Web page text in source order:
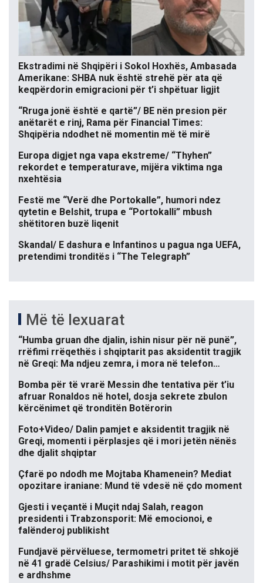
Ekstradimi në Shqipëri i Sokol Hoxhës, Ambasada
Amerikane: SHBA nuk është strehë për ata që
keqpërdorin emigracioni për t’i shpëtuar ligjit
“Rruga jonë është e qartë”/ BE nën presion për
anëtarët e rinj, Rama për Financial Times:
Shqipëria ndodhet në momentin më të mirë
Europa digjet nga vapa ekstreme/ “Thyhen”
rekordet e temperaturave, mijëra viktima nga
nxehtësia
Festë me “Verë dhe Portokalle”, humori ndez
qytetin e Belshit, trupa e “Portokalli” mbush
shëtitoren buzë liqenit
Skandal/ E dashura e Infantinos u pagua nga UEFA,
pretendimi tronditës i “The Telegraph”
Më të lexuarat
“Humba gruan dhe djalin, ishin nisur për në punë”,
rrëfimi rrëqethës i shqiptarit pas aksidentit tragjik
në Greqi: Ma ndjeu zemra, i mora në telefon…
Bomba për të vrarë Messin dhe tentativa për t’iu
afruar Ronaldos në hotel, dosja sekrete zbulon
kërcënimet që tronditën Botërorin
Foto+Video/ Dalin pamjet e aksidentit tragjik në
Greqi, momenti i përplasjes që i mori jetën nënës
dhe djalit shqiptar
Çfarë po ndodh me Mojtaba Khamenein? Mediat
opozitare iraniane: Mund të vdesë në çdo moment
Gjesti i veçantë i Muçit ndaj Salah, reagon
presidenti i Trabzonsporit: Më emocionoi, e
falënderoj publikisht
Fundjavë përvëluese, termometri pritet të shkojë
në 41 gradë Celsius/ Parashikimi i motit për javën
e ardhshme